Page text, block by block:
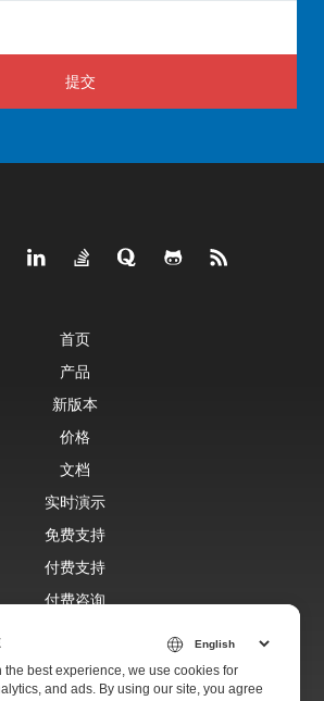
提交
首页
产品
新版本
价格
文档
实时演示
免费支持
付费支持
付费咨询
网站
the best experience, we use cookies for
and ads. By using our site, you agree